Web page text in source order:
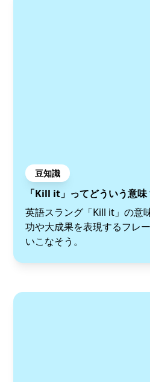
豆知識
「Kill it」ってどういう意味
英語スラング「Kill it」の意
功や大成果を表現するフレ
いこなそう。